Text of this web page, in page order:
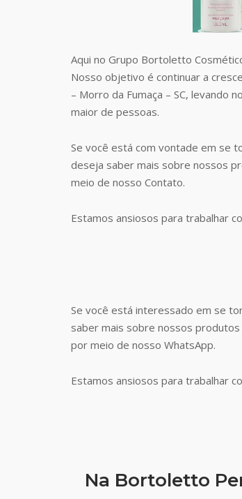
Aqui no Grupo Bortoletto
Nosso objetivo é continuar a
– Morro da Fumaça – SC, levando
maior de pessoas.
Se você está com vontade em se
deseja saber mais sobre nossos
meio de nosso Contato.
Estamos ansiosos para trabalhar
Se você está interessado em se
saber mais sobre nossos
por meio de nosso WhatsApp.
Estamos ansiosos para trabalhar
Na Bortoletto